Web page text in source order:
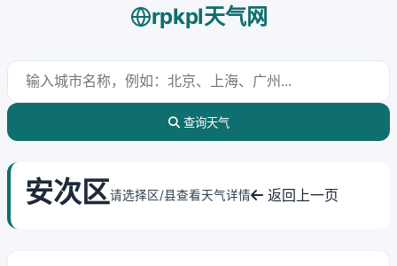
rpkpl天气网
查询天气
安次区请选择区/县查看天气详情 返回上一页